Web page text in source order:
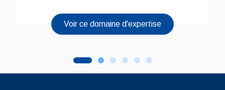
Voir ce domaine d'expertise